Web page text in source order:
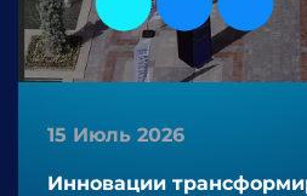
15 Июль 2026
Инновации